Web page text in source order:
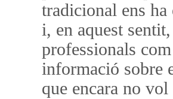
tradicional ens ha
i, en aquest
professionals
informació sobre
que encara no